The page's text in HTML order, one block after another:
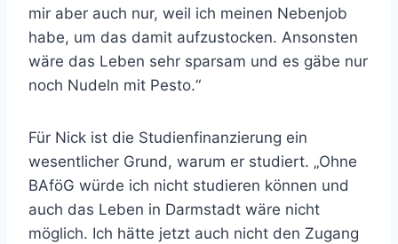
mir aber auch nur, weil ich meinen Nebenjob
habe, um das damit aufzustocken. Ansonsten
wäre das Leben sehr sparsam und es gäbe nur
noch Nudeln mit Pesto.“
Für Nick ist die Studienfinanzierung ein
wesentlicher Grund, warum er studiert. „Ohne
BAföG würde ich nicht studieren können und
auch das Leben in Darmstadt wäre nicht
möglich. Ich hätte jetzt auch nicht den Zugang